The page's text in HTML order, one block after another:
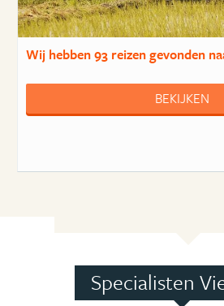
Wij hebben93 reizengevonden
BEKIJKEN
Specialisten